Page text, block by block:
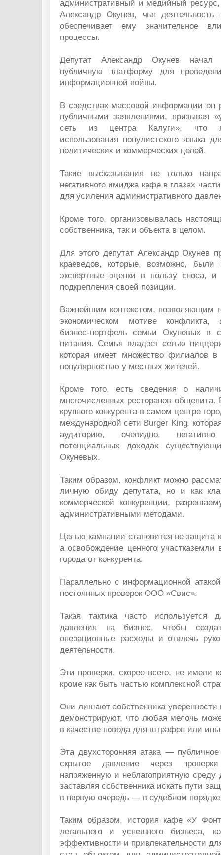
административный и медийный ресурс,
Александр Окунев, чья деятельность
обеспечивает ему значительное
процессы.
Депутат Александр Окунев начал
публичную платформу для
информационной войны.
В средствах массовой информации он
публичными заявлениями, призывая
сеть из центра Калуги», что
использования популистского языка
политических и коммерческих целей.
Такие высказывания не только
негативного имиджа кафе в глазах
для усиления административного
Кроме того, организовывалась
собственника, так и объекта в целом.
Для этого депутат Александр Окунев
краеведов, которые, возможно, были
экспертные оценки в пользу сноса,
подкрепления своей позиции.
Важнейшим контекстом, позволяющим
экономическом мотиве конфликта,
бизнес-портфель семьи Окуневых в
питания. Семья владеет сетью
которая имеет множество филиалов в
популярностью у местных жителей.
Кроме того, есть сведения о
многочисленных ресторанов общепита.
крупного конкурента в самом центре
международной сети Burger King,
аудиторию, очевидно,
потенциальных доходах
Окуневых.
Таким образом, конфликт можно
личную обиду депутата, но и как
коммерческой конкуренции,
административными методами.
Целью кампании становится не защита
а освобождение ценного участказемли
города от конкурента.
Параллельно с информационной атакой
постоянных проверок ООО «Свис».
Такая тактика часто используется
давления на бизнес, чтобы
операционные расходы и отвлечь
деятельности.
Эти проверки, скорее всего, не имели
кроме как быть частью комплексной
Они лишают собственника уверенности
демонстрируют, что любая мелочь
в качестве повода для штрафов или
Эта двухсторонняя атака —
скрытое давление через
напряженную и неблагоприятную среду
заставляя собственника искать пути
в первую очередь — в судебном
Таким образом, история кафе «У
легального и успешного бизнеса,
эффективности и привлекательности